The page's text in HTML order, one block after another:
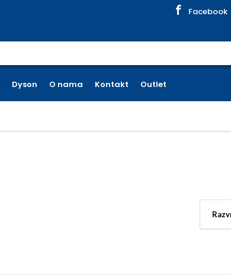
Facebook
Dyson O nama Kontakt Outlet